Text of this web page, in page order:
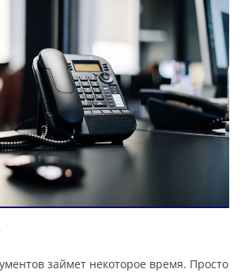
займет некоторое время. Просто